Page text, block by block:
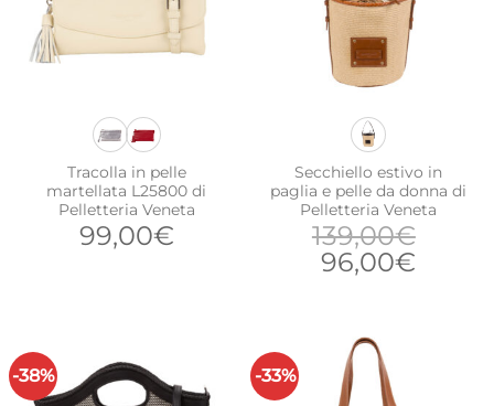
Tracolla in pelle
martellata L25800 di
Pelletteria Veneta
99,00€
Secchiello estivo in
paglia e pelle da donna di
Pelletteria Veneta
139,00€
Il
era:
139,00€.
96,00€Il
-38% -33%